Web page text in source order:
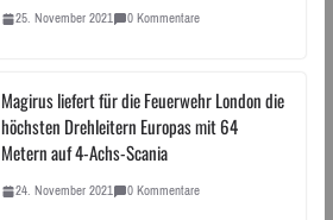
25. November 2021 0 Kommentare
Magirus liefert für die Feuerwehr London die
höchsten Drehleitern Europas mit 64
Metern auf 4-Achs-Scania
24. November 2021 0 Kommentare